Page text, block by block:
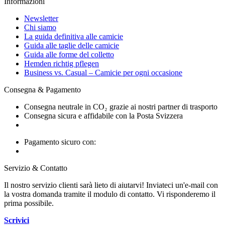
Newsletter
Chi siamo
La guida definitiva alle camicie
Guida alle taglie delle camicie
Guida alle forme del colletto
Hemden richtig pflegen
Business vs. Casual – Camicie per ogni occasione
Consegna & Pagamento
Consegna neutrale in CO₂ grazie ai nostri partner di trasporto
Consegna sicura e affidabile con la Posta Svizzera
Pagamento sicuro con:
Servizio & Contatto
Il nostro servizio clienti sarà lieto di aiutarvi! Inviateci un'e-mail con
la vostra domanda tramite il modulo di contatto. Vi risponderemo il
prima possibile.
Scrivici